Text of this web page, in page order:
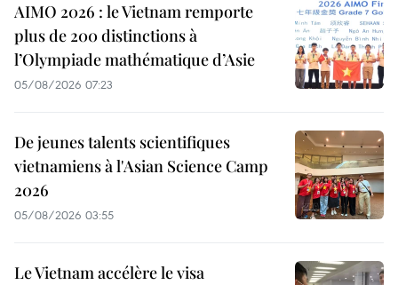
AIMO 2026 : le Vietnam remporte
plus de 200 distinctions à
l’Olympiade mathématique d’Asie
05/08/2026 07:23
De jeunes talents scientifiques
vietnamiens à l'Asian Science Camp
2026
05/08/2026 03:55
Le Vietnam accélère le visa